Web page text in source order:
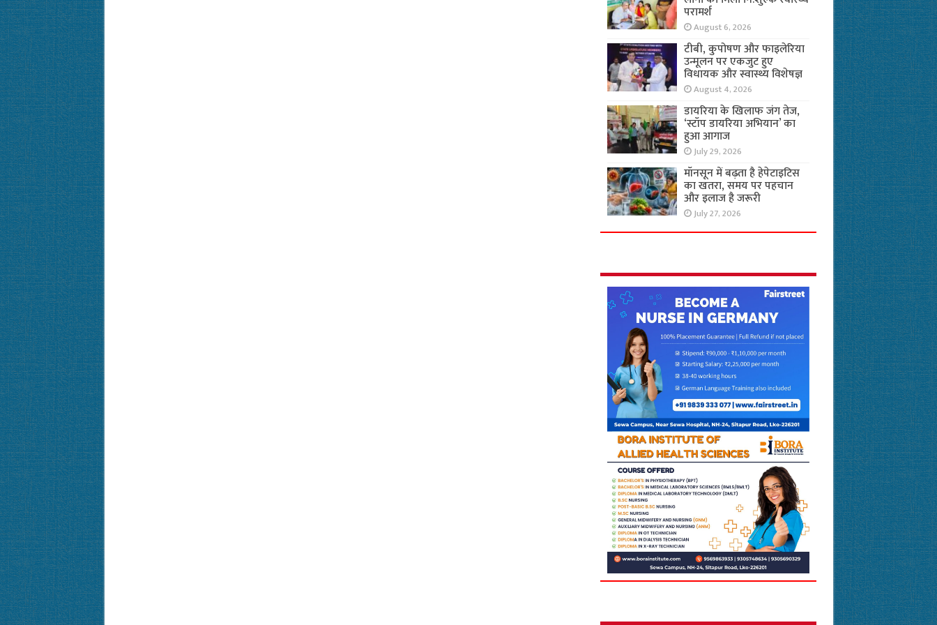
परामर्श
August 6, 2026
टीबी, कुपोषण और फाइलेरिया
उन्मूलन पर एकजुट हुए
विधायक और स्वास्थ्य विशेषज्ञ
August 4, 2026
डायरिया के खिलाफ जंग तेज,
‘स्टॉप डायरिया अभियान’ का
हुआ आगाज
July 29, 2026
मॉनसून में बढ़ता है हेपेटाइटिस
का खतरा, समय पर पहचान
और इलाज है जरूरी
July 27, 2026